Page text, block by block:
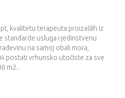
kvalitetu terapeuta proizašlih iz
standarde usluga i jedinstvenu
na samoj obali mora,
postati vrhunsko utočiste za sve
m2...